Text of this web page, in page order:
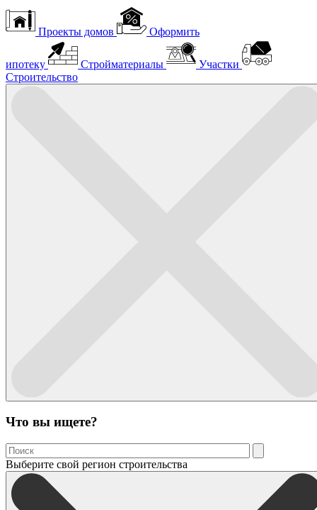
Проекты домов Оформить
ипотеку Стройматериалы
Участки
Строительство
Что вы ищете?
Выберите свой регион строительства